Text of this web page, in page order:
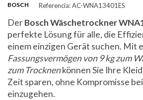
BOSCH Referencia: AC-WNA13401ES
DerBosch Wäschetrockner
perfekte Lösung für alle, die
einem einzigen Gerät suchen. Mit
Fassungsvermögen von 9 kg zum
zum Trocknenkönnen Sie Ihre
Zeit sparen, ohne Kompromisse
einzugehen.